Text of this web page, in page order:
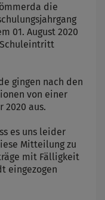
die
01. August 2020
gingen nach den
von einer
2020 aus.
es uns leider
Mitteilung zu
mit Fälligkeit
eingezogen